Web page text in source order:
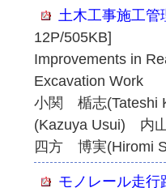
土木工事施工管
12P/505KB]
Improvements in
Excavation Work
小関 楯志
(Kazuya Usui)
四方 博実(Hiromi
モノレール走行